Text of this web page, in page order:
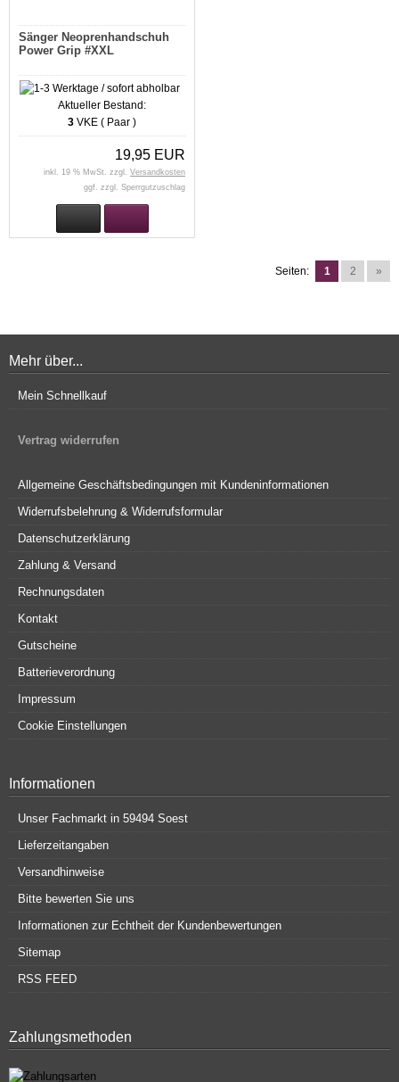
Sänger Neoprenhandschuh
Power Grip #XXL
Aktueller Bestand:
3 VKE ( Paar )
19,95 EUR
inkl. 19 % MwSt. zzgl. Versandkosten
ggf. zzgl. Sperrgutzuschlag
Seiten: 1 2 »
Mehr über...
Mein Schnellkauf
Vertrag widerrufen
Allgemeine Geschäftsbedingungen mit Kundeninformationen
Widerrufsbelehrung & Widerrufsformular
Datenschutzerklärung
Zahlung & Versand
Rechnungsdaten
Kontakt
Gutscheine
Batterieverordnung
Impressum
Cookie Einstellungen
Informationen
Unser Fachmarkt in 59494 Soest
Lieferzeitangaben
Versandhinweise
Bitte bewerten Sie uns
Informationen zur Echtheit der Kundenbewertungen
Sitemap
RSS FEED
Zahlungsmethoden